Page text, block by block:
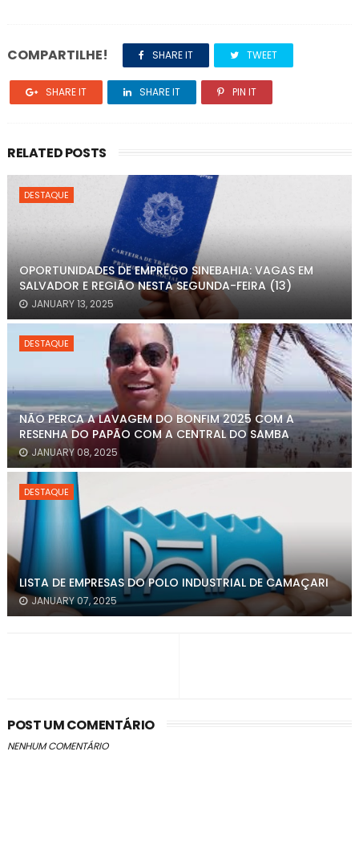
COMPARTILHE! SHARE IT TWEET
SHARE IT SHARE IT PIN IT
RELATED POSTS
DESTAQUE
OPORTUNIDADES DE EMPREGO SINEBAHIA: VAGAS EM
SALVADOR E REGIÃO NESTA SEGUNDA-FEIRA (13)
JANUARY 13, 2025
DESTAQUE
NÃO PERCA A LAVAGEM DO BONFIM 2025 COM A
RESENHA DO PAPÃO COM A CENTRAL DO SAMBA
JANUARY 08, 2025
DESTAQUE
LISTA DE EMPRESAS DO POLO INDUSTRIAL DE CAMAÇARI
JANUARY 07, 2025
POST UM COMENTÁRIO
NENHUM COMENTÁRIO